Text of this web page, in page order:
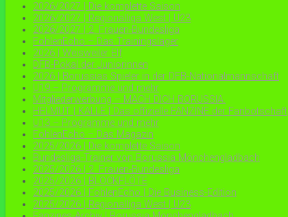
2026/2027 | Die komplette Saison
2026/2027 | Regionalliga West | U23
2026/2027 | 2. Frauen-Bundesliga
FohlenEcho – Das Trainingslager
2026 | Weisweiler Elf
DFB-Pokal der Juniorinnen
2026 | Borussias Spieler in der DFB-Nationalmannschaft
U19 – Programme und mehr
Mitgliederwerbung – MACH DICH BORUSSIA.
HELMUT | KALLE | Das offizielle FANZINE der Fanbotschaft
U13 – Programme und mehr
FohlenEcho – Das Magazin
2025/2026 | Die komplette Saison
Bundesliga-Trainer von Borussia Mönchengladbach
2025/2026 | 2. Frauen-Bundesliga
2025/2026 | BLOCKFLÖTE
2025/2026 | FohlenEcho | Die Business-Edition
2025/2026 | Regionalliga West | U23